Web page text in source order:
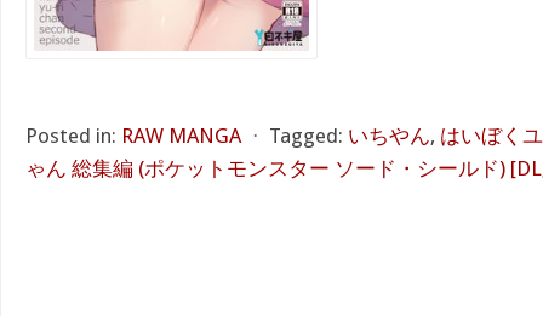
Posted in: RAW MANGA ⋅ Tagged: いちやん, はいぼく
ゃん 総集編 (ポケットモンスター ソード・シールド)